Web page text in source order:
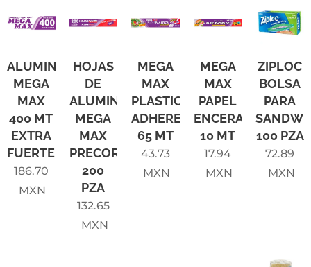
ALUMINIO
MEGA
MAX
400 MT
EXTRA
FUERTE
186.70
MXN
HOJAS
DE
ALUMINIO
MEGA
MAX
PRECORTADAS
200
PZA
132.65
MXN
MEGA
MAX
PLASTICO
ADHERENTE
65 MT
43.73
MXN
MEGA
MAX
PAPEL
ENCERADO
10 MT
17.94
MXN
ZIPLOC
BOLSA
PARA
100 PZA
72.89
MXN